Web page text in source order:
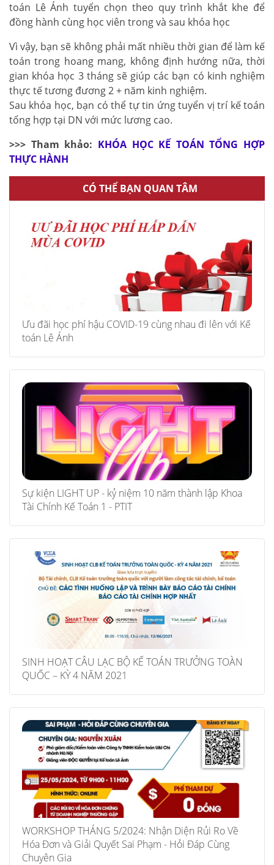
toán Lê Ánh tuyển chọn theo quy trình khắt khe để
đồng hành cùng học viên trong và sau khóa học
Vì vậy, bạn sẽ không phải mất nhiều thời gian để làm kế
toán trong hoang mang, không định hướng nữa, thời
gian khóa học 3 tháng sẽ giúp các bạn có kinh nghiệm
thực tế tương đương 2 + năm kinh nghiệm.
Sau khóa học, bạn có thể tự tin ứng tuyển vị trí kế toán
tổng hợp tại DN với mức lương cao.
>>> Tham khảo: KHÓA HỌC KẾ TOÁN TỔNG HỢP
THỰC HÀNH
CÓ THỂ BẠN QUAN TÂM
Ưu đãi học phí hậu COVID-19 cùng nhau đi lên với Kế
toán Lê Ánh
Sự kiện LIGHT UP - kỷ niệm 10 năm thành lập Khoa
Tài Chính Kế Toán 1 - PTIT
SINH HOẠT CÂU LẠC BỘ KẾ TOÁN TRƯỞNG TOÀN
QUỐC – KỲ 4 NĂM 2021
WORKSHOP THÁNG 5/2024: Nhận Diện Rủi Ro Về
Hóa Đơn và Giải Quyết Sai Phạm - Hỏi Đáp Cùng
Chuyên Gia